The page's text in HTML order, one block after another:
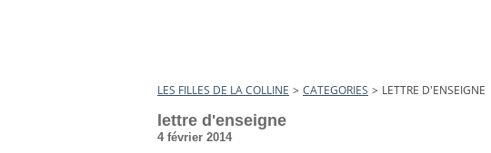
LES FILLES DE LA COLLINE > CATEGORIES > LETTRE D'ENSEIGNE
lettre d'enseigne
4 février 2014